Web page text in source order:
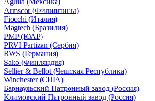
Aguila (Мексика)
Armscor (Филиппины)
Fiocchi (Италия)
Magtech (Бразилия)
PMP (ЮАР)
PRVI Partizan (Сербия)
RWS (Германия)
Sako (Финляндия)
Sellier & Bellot (Чешская Республика)
Winchester (США)
Барнаульский Патронный завод (Россия)
Климовский Патронный завод (Россия)